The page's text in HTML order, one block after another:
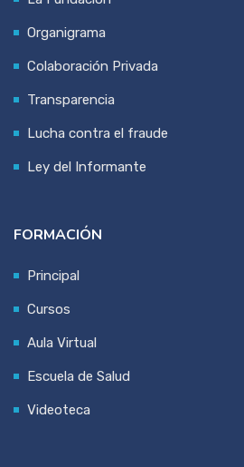
Organigrama
Colaboración Privada
Transparencia
Lucha contra el fraude
Ley del Informante
FORMACIÓN
Principal
Cursos
Aula Virtual
Escuela de Salud
Videoteca